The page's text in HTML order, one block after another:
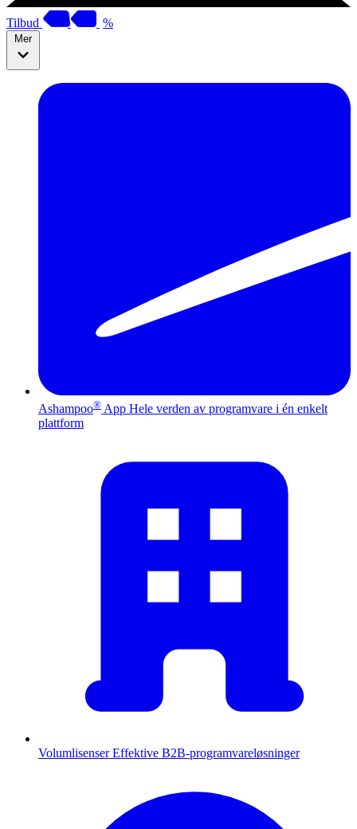
Tilbud %
Mer
Ashampoo® App Hele verden av programvare i én enkelt
plattform
Volumlisenser Effektive B2B-programvareløsninger